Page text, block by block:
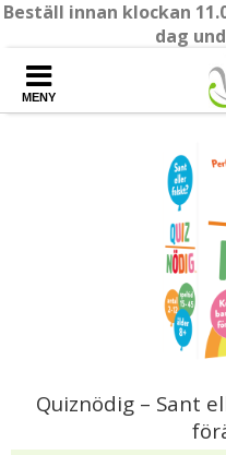
Beställ innan klockan
dag
MENY
Quiznödig – Sant